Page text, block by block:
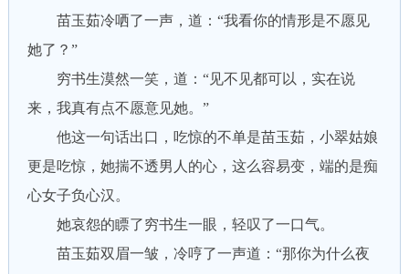
苗玉茹冷哂了一声，道：“我看你的情形是不愿见
她了？”
穷书生漠然一笑，道：“见不见都可以，实在说
来，我真有点不愿意见她。”
他这一句话出口，吃惊的不单是苗玉茹，小翠姑娘
更是吃惊，她揣不透男人的心，这么容易变，端的是痴
心女子负心汉。
她哀怨的瞟了穷书生一眼，轻叹了一口气。
苗玉茹双眉一皱，冷哼了一声道：“那你为什么夜